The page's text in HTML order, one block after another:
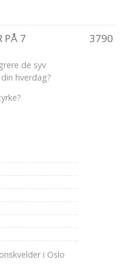
PÅ 7
3790
de syv
hverdag?
i Oslo